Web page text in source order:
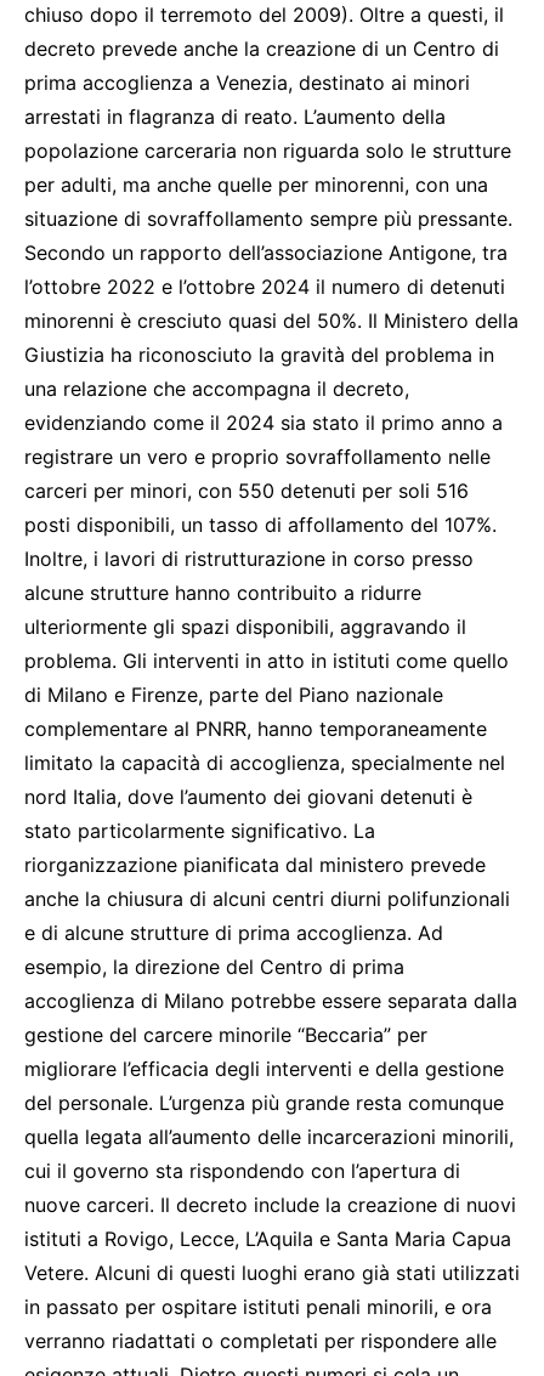
chiuso dopo il terremoto del 2009). Oltre a questi, il
decreto prevede anche la creazione di un Centro di
prima accoglienza a Venezia, destinato ai minori
arrestati in flagranza di reato. L’aumento della
popolazione carceraria non riguarda solo le strutture
per adulti, ma anche quelle per minorenni, con una
situazione di sovraffollamento sempre più pressante.
Secondo un rapporto dell’associazione Antigone, tra
l’ottobre 2022 e l’ottobre 2024 il numero di detenuti
minorenni è cresciuto quasi del 50%. Il Ministero della
Giustizia ha riconosciuto la gravità del problema in
una relazione che accompagna il decreto,
evidenziando come il 2024 sia stato il primo anno a
registrare un vero e proprio sovraffollamento nelle
carceri per minori, con 550 detenuti per soli 516
posti disponibili, un tasso di affollamento del 107%.
Inoltre, i lavori di ristrutturazione in corso presso
alcune strutture hanno contribuito a ridurre
ulteriormente gli spazi disponibili, aggravando il
problema. Gli interventi in atto in istituti come quello
di Milano e Firenze, parte del Piano nazionale
complementare al PNRR, hanno temporaneamente
limitato la capacità di accoglienza, specialmente nel
nord Italia, dove l’aumento dei giovani detenuti è
stato particolarmente significativo. La
riorganizzazione pianificata dal ministero prevede
anche la chiusura di alcuni centri diurni polifunzionali
e di alcune strutture di prima accoglienza. Ad
esempio, la direzione del Centro di prima
accoglienza di Milano potrebbe essere separata dalla
gestione del carcere minorile “Beccaria” per
migliorare l’efficacia degli interventi e della gestione
del personale. L’urgenza più grande resta comunque
quella legata all’aumento delle incarcerazioni minorili,
cui il governo sta rispondendo con l’apertura di
nuove carceri. Il decreto include la creazione di nuovi
istituti a Rovigo, Lecce, L’Aquila e Santa Maria Capua
Vetere. Alcuni di questi luoghi erano già stati utilizzati
in passato per ospitare istituti penali minorili, e ora
verranno riadattati o completati per rispondere alle